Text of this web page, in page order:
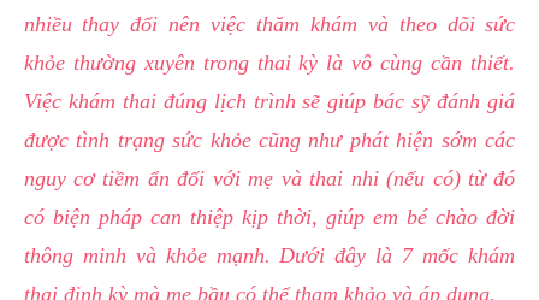
nhiều thay đổi nên việc thăm khám và theo dõi sức
khỏe thường xuyên trong thai kỳ là vô cùng cần thiết.
Việc khám thai đúng lịch trình sẽ giúp bác sỹ đánh giá
được tình trạng sức khỏe cũng như phát hiện sớm các
nguy cơ tiềm ẩn đối với mẹ và thai nhi (nếu có) từ đó
có biện pháp can thiệp kịp thời, giúp em bé chào đời
thông minh và khỏe mạnh. Dưới đây là 7 mốc khám
thai định kỳ mà mẹ bầu có thể tham khảo và áp dụng.